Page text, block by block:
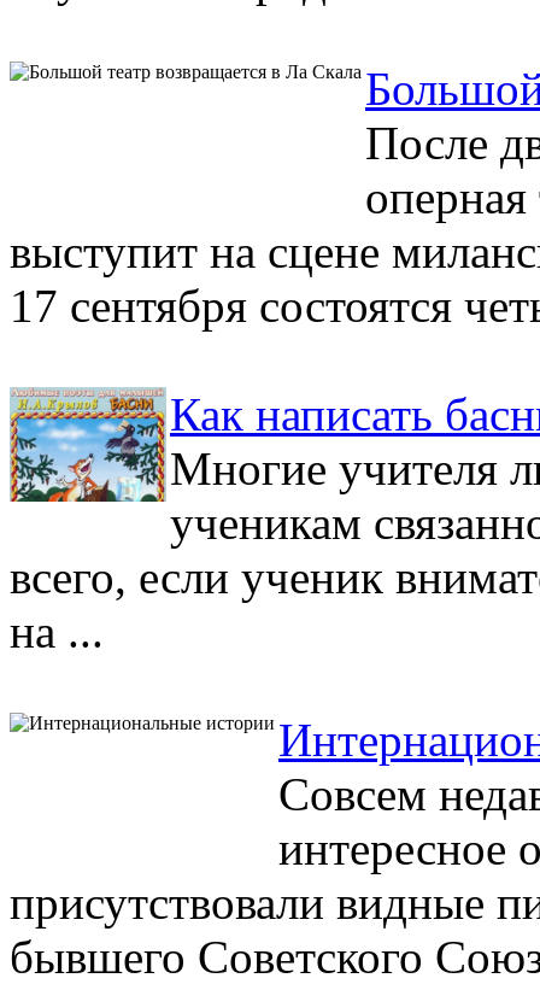
После
выступит на сцене
17 сентября состоятся
Как написать
Многие учителя
ученикам
всего, если ученик
на ...
Совсем
интересное
присутствовали видные
бывшего Советского